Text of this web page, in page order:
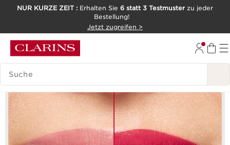
NUR KURZE ZEIT : Erhalten Sie 6 statt 3 Testmusterzu jeder
Bestellung!
Jetzt zugreifen >
LEGENDE SUCHEN